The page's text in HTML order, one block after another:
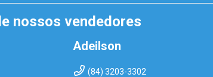
nossos vendedores
Adeilson
(84) 3203-3302